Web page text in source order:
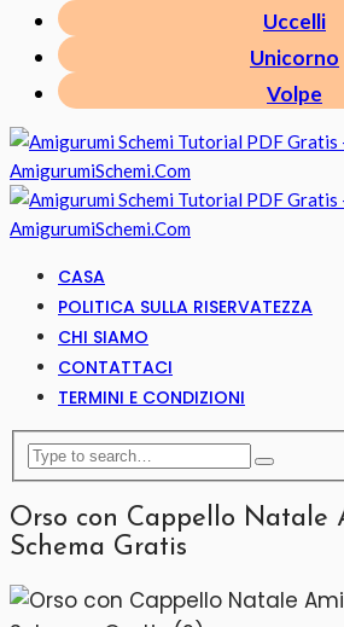
Uccelli
Unicorno
Volpe
CASA
POLITICA SULLA RISERVATEZZA
CHI SIAMO
CONTATTACI
TERMINI E CONDIZIONI
Orso con Cappello Natale
Schema Gratis